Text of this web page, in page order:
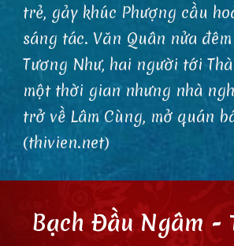
trẻ, gảy khúc Phượng cầu
sáng tác. Văn Quân nửa
Tương Như, hai người tới
một thời gian nhưng nhà
trở về Lâm Cùng, mở quán
(thivien.net)
Bạch Đầu Ngâm -